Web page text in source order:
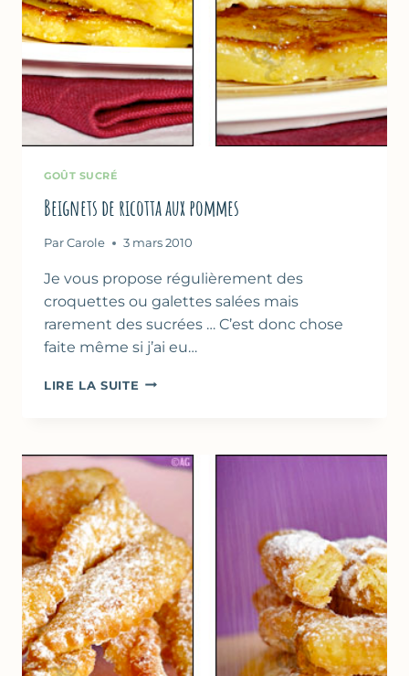
GOÛT SUCRÉ
Beignets de ricotta aux pommes
Par Carole 3 mars 2010
Je vous propose régulièrement des
croquettes ou galettes salées mais
rarement des sucrées … C’est donc chose
faite même si j’ai eu…
LIRE LA SUITE BEIGNETS
POMMES